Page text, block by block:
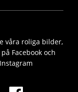
våra roliga bilder,
Facebook och
Instagram